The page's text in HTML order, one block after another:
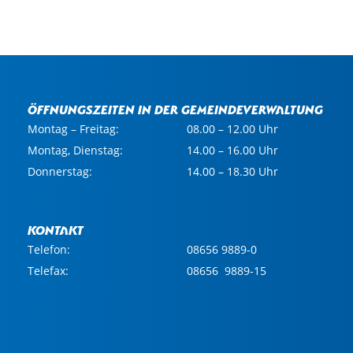
Öffnungszeiten in der Gemeindeverwaltung
Montag – Freitag:
08.00 – 12.00 Uhr
Montag, Dienstag:
14.00 – 16.00 Uhr
Donnerstag:
14.00 – 18.30 Uhr
Kontakt
Telefon:
08656 9889-0
Telefax:
08656 9889-15